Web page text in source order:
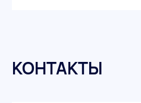
КОНТАКТЫ